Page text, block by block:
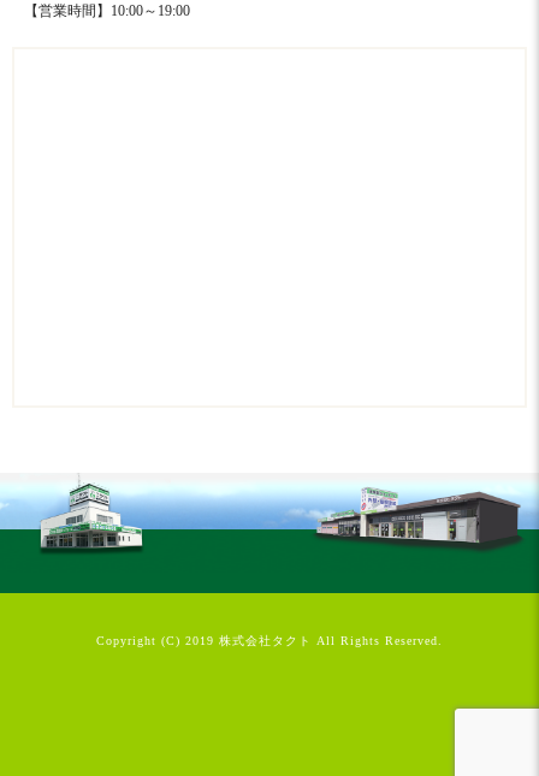
【営業時間】10:00～19:00
Copyright (C) 2019 株式会社タクト All Rights Reserved.